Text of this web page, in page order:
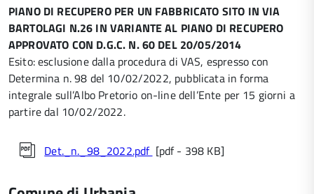
PIANO DI RECUPERO PER UN FABBRICATO SITO IN VIA
BARTOLAGI N.26 IN VARIANTE AL PIANO DI RECUPERO
APPROVATO CON D.G.C. N. 60 DEL 20/05/2014
Esito: esclusione dalla procedura di VAS, espresso con
Determina n. 98 del 10/02/2022, pubblicata in forma
integrale sull’Albo Pretorio on-line dell’Ente per 15 giorni a
partire dal 10/02/2022.
Det._n._98_2022.pdf [pdf - 398 KB]